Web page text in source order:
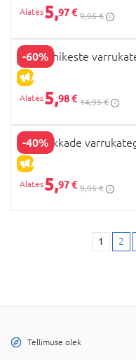
5,97 € 9,95 €
-60%
ALLAHINDLUS
OVS lühikeste
5,98 € 14,95 €
-40%
ALLAHINDLUS
OVS pikkade
5,97 € 9,95 €
1 2
Tellimuse olek